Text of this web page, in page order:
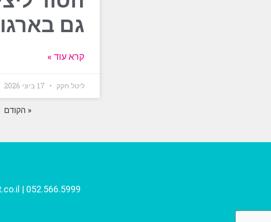
גם
קרא עוד »
ליטל חקק
« הקודם
| 052.566.5999